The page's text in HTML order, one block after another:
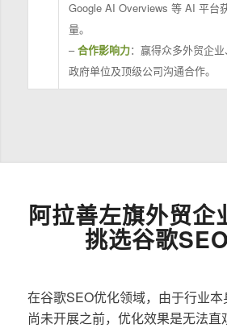
Google AI Overviews 等 AI 平台
量。
–合作影响力：赢得众多外贸企
政府单位及顶级公司沟通合作。
阿拉善左旗外贸企
挑选谷歌
在谷歌SEO优化领域，由于行业
尚未开展之前，优化效果是无法直